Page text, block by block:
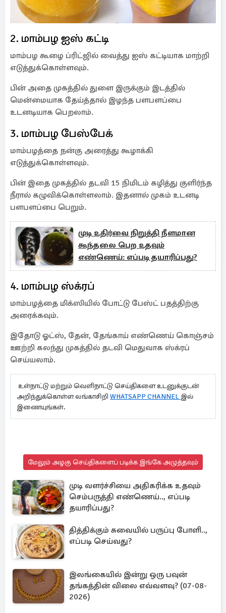
2. மாம்பழ ஐஸ் கட்டி
மாம்பழ கூழை ப்ரிட்ஜில் வைத்து ஐஸ் கட்டியாக மாற்றி
எடுத்துக்கொள்ளவும்.
பின் அதை முகத்தில் துளை இருக்கும் இடத்தில்
மென்மையாக தேய்த்தால் இழந்த பளபளப்பை
உடனடியாக பெறலாம்.
3. மாம்பழ பேஸ்பேக்
மாம்பழத்தை நன்கு அரைத்து கூழாக்கி
எடுத்துக்கொள்ளவும்.
பின் இதை முகத்தில் தடவி 15 நிமிடம் கழித்து குளிர்ந்த
நீரால் கழுவிக்கொள்ளலாம். இதனால் முகம் உடனடி
பளபளப்பை பெறும்.
முடி உதிர்வை நிறுத்தி நீளமான
கூந்தலை பெற உதவும்
எண்ணெய்: எப்படி தயாரிப்பது?
4. மாம்பழ ஸ்க்ரப்
மாம்பழத்தை மிக்ஸியில் போட்டு பேஸ்ட் பதத்திற்கு
அரைக்கவும்.
இதோடு ஓட்ஸ், தேன், தேங்காய் எண்ணெய் கொஞ்சம்
ஊற்றி கலந்து முகத்தில் தடவி மெதுவாக ஸ்க்ரப்
செய்யலாம்.
உள்நாட்டு மற்றும் வெளிநாட்டு செய்திகளை உடனுக்குடன்
அறிந்துக்கொள்ள லங்காசிறி WHATSAPP CHANNEL இல்
இணையுங்கள்.
மேலும் அழகு செய்திகளைப் படிக்க இங்கே அழுத்தவும்
முடி வளர்ச்சியை அதிகரிக்க உதவும்
செம்பருத்தி எண்ணெய்.., எப்படி
தயாரிப்பது?
தித்திக்கும் சுவையில் பருப்பு போளி..,
எப்படி செய்வது?
இலங்கையில் இன்று ஒரு பவுன்
தங்கத்தின் விலை எவ்வளவு? (07-08-
2026)